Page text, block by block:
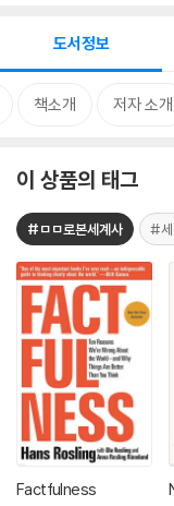
도서정보
책소개 저자 소개
이 상품의 태그
#ㅁㅁ로본세계사 #세
Factfulness